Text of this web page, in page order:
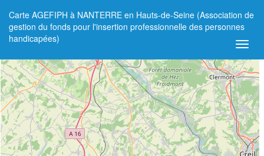
Carte AGEFIPH à NANTERRE en Hauts-de-Seine (Association de
gestion du fonds pour l'insertion professionnelle des personnes
handicapées)
+
−